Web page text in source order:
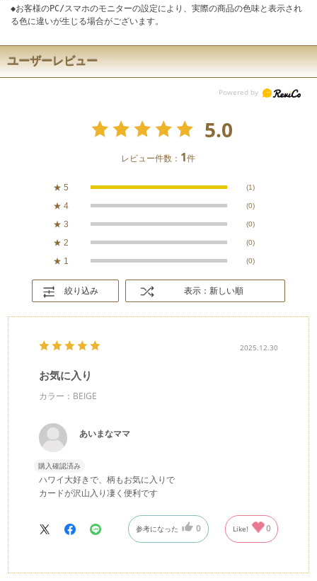
◆お客様のPC/スマホのモニターの設定により、実際の商品の色味と表示され
る色に違いが生じる場合がございます。
ユーザーレビュー
5.0
レビュー件数： 1件
★ 5 (1)
★ 4 (0)
★ 3 (0)
★ 2 (0)
★ 1 (0)
絞り込み 表示：新しい順
2025.12.30
お気に入り
カラー：BEIGE
あいまなママ
購入確認済み
ハワイ大好きで、柄もお気に入りで
カードが沢山入り凄く便利です
参考になった 0 Like! 0